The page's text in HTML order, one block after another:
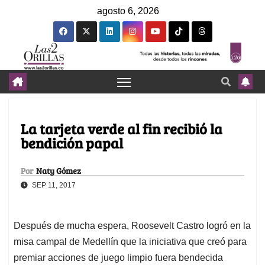
agosto 6, 2026
La tarjeta verde al fin recibió la
bendición papal
Por Naty Gómez
SEP 11, 2017
Después de mucha espera, Roosevelt Castro logró en la
misa campal de Medellín que la iniciativa que creó para
premiar acciones de juego limpio fuera bendecida